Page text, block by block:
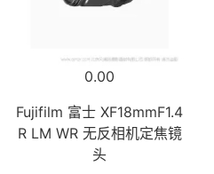
0.00
Fujifilm 富士 XF18mmF1.4
R LM WR 无反相机定焦镜
头